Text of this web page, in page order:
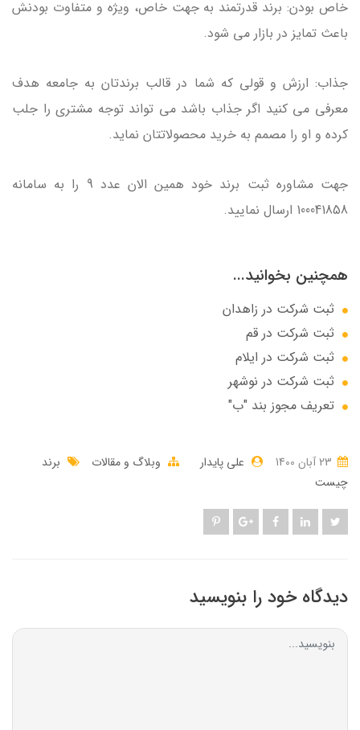
خاص بودن: برند قدرتمند به جهت خاص، ویژه و متفاوت بودنش
باعث تمایز در بازار می شود.
جذاب: ارزش و قولی که شما در قالب برندتان به جامعه هدف
معرفی می کنید اگر جذاب باشد می تواند توجه مشتری را جلب
کرده و او را مصمم به خرید محصولاتتان نماید.
جهت مشاوره ثبت برند خود همین الان عدد 9 را به سامانه
100041858 ارسال نمایید.
همچنین بخوانید...
ثبت شرکت در زاهدان
ثبت شرکت در قم
ثبت شرکت در ایلام
ثبت شرکت در نوشهر
تعریف مجوز بند "ب"
علی پایدار وبلاگ و مقالات
برند
چیست
دیدگاه خود را بنویسید